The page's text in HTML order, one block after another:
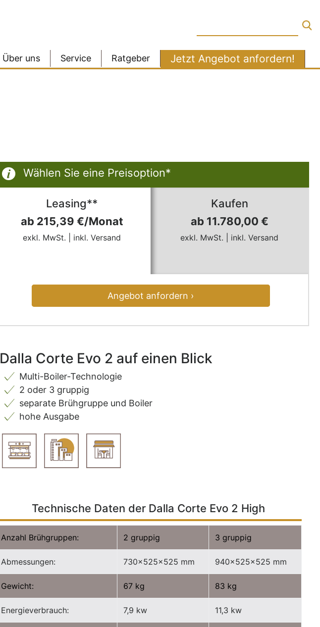
Über uns Service Ratgeber Jetzt Angebot anfordern!
Wählen Sie eine Preisoption*
Leasing**
ab 215,39 €/Monat
exkl. MwSt. | inkl. Versand
Kaufen
ab 11.780,00 €
exkl. MwSt. | inkl. Versand
Angebot anfordern ›
Dalla Corte Evo 2 auf einen Blick
Multi-Boiler-Technologie
2 oder 3 gruppig
separate Brühgruppe und Boiler
hohe Ausgabe
Technische Daten der Dalla Corte Evo 2 High
Anzahl Brühgruppen: 2 gruppig 3 gruppig
Abmessungen: 730x525x525 mm 940x525x525 mm
Gewicht: 67 kg 83 kg
Energieverbrauch: 7,9 kw 11,3 kw